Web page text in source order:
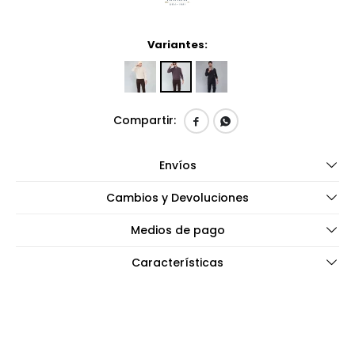
Variantes:
 
Envíos
Cambios y Devoluciones
Medios de pago
Características